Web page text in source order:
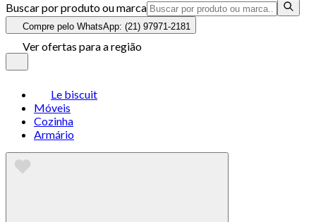
Buscar por produto ou marca
Compre pelo WhatsApp: (21) 97971-2181
Ver ofertas para a região
Le biscuit
Móveis
Cozinha
Armário